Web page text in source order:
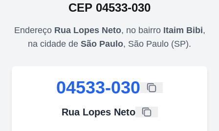
CEP 04533-030
Endereço Rua Lopes Neto, no bairro Itaim Bibi,
na cidade de São Paulo, São Paulo (SP).
04533-030
Rua Lopes Neto